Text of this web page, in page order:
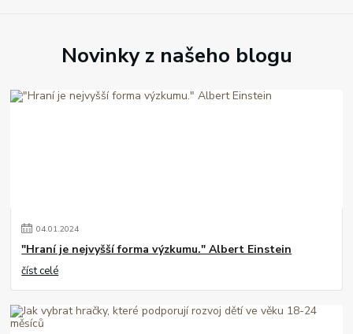
Novinky z našeho blogu
04.01.2024
"Hraní je nejvyšší forma výzkumu." Albert Einstein
číst celé